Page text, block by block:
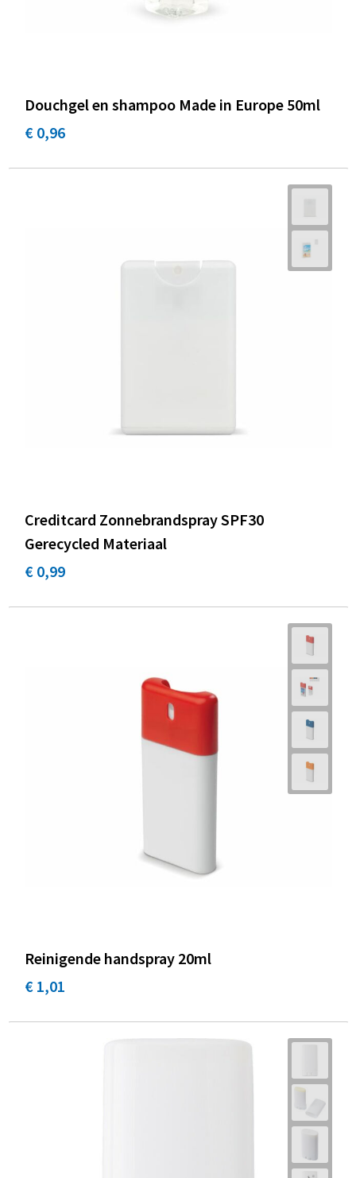
Douchgel en shampoo Made in Europe 50ml
€ 0,96
Creditcard Zonnebrandspray SPF30
Gerecycled Materiaal
€ 0,99
Reinigende handspray 20ml
€ 1,01